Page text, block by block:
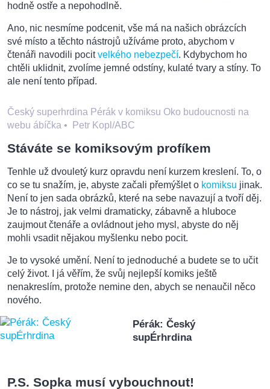
hodně ostře a nepohodlně.
Ano, nic nesmíme podcenit, vše má na našich obrázcích
své místo a těchto nástrojů užíváme proto, abychom v
čtenáři navodili pocitvelkého nebezpečí. Kdybychom ho
chtěli uklidnit, zvolíme jemné odstíny, kulaté tvary a stíny. To
ale není tento případ.
Český superhrdina Pérák v komiksu Oko budoucnosti na
webu ábíčka • Petr Kopl/ABC
Stáváte se komiksovým profíkem
Tenhle už dvouletý kurz opravdu není kurzem kreslení. To, o
co se tu snažím, je, abyste začali přemýšlet o komiksu jinak.
Není to jen sada obrázků, které na sebe navazují a tvoří děj.
Je to nástroj, jak velmi dramaticky, zábavně a hluboce
zaujmout čtenáře a ovládnout jeho mysl, abyste do něj
mohli vsadit nějakou myšlenku nebo pocit.
Je to vysoké umění. Není to jednoduché a budete se to učit
celý život. I já věřím, že svůj nejlepší komiks ještě
nenakreslím, protože nemine den, abych se nenaučil něco
nového.
Pérák: Český
supÉrhrdina
P.S. Sopka musí vybouchnout!